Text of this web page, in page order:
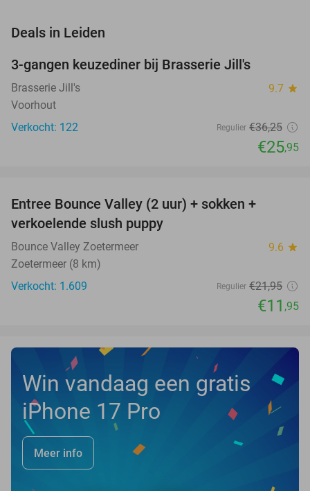
Deals in Leiden
3-gangen keuzediner bij Brasserie Jill's
Brasserie Jill's 9.7 star
Voorhout
Verkocht: 122
Regulier €36,25
€25,95
Entree Bounce Valley (2 uur) + sokken +
verkoelende slush puppy
Bounce Valley Zoetermeer 9.6 star
Zoetermeer (8 km)
Verkocht: 1.609
Regulier €21,95
€11 ,95
Win vandaag een gratis
iPhone 17 Pro
Meer info